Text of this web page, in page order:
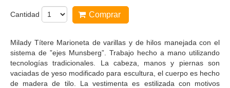
Cantidad Comprar
Milady Títere Marioneta de varillas y de hilos manejada con el
sistema de ”ejes Munsberg”. Trabajo hecho a mano utilizando
tecnologías tradicionales. La cabeza, manos y piernas son
vaciadas de yeso modificado para escultura, el cuerpo es hecho
de madera de tilo. La vestimenta es estilizada con motivos